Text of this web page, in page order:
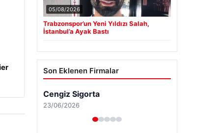
05/08/2026
Trabzonspor’un Yeni Yıldızı Salah,
İstanbul’a Ayak Bastı
Son Eklenen Firmalar
Cengiz Sigorta
23/06/2026